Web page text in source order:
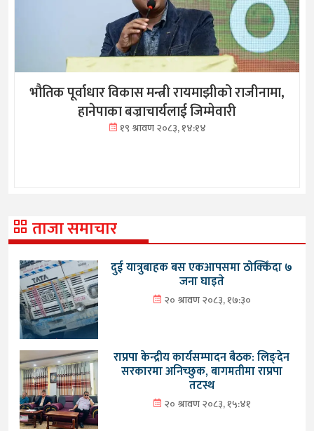
भौतिक पूर्वाधार विकास मन्त्री रायमाझीको राजीनामा,
हानेपाका बज्राचार्यलाई जिम्मेवारी
१९ श्रावण २०८३, १४:१४
ताजा समाचार
दुई यात्रुबाहक बस एकआपसमा ठोक्किँदा ७
जना घाइते
२० श्रावण २०८३, १७:३०
राप्रपा केन्द्रीय कार्यसम्पादन बैठक: लिङ्देन
सरकारमा अनिच्छुक, बागमतीमा राप्रपा
तटस्थ
२० श्रावण २०८३, १५:४१